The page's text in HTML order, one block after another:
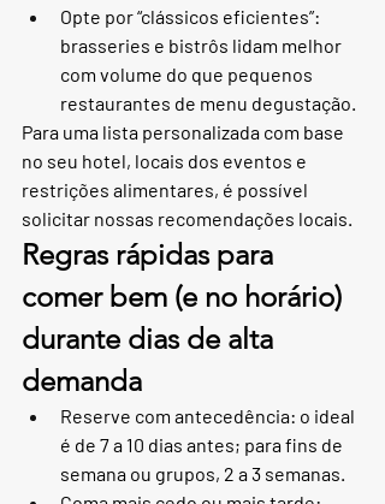
Opte por “clássicos eficientes”:
brasseries e bistrôs lidam melhor
com volume do que pequenos
restaurantes de menu degustação.
Para uma lista personalizada com base
no seu hotel, locais dos eventos e
restrições alimentares, é possível
solicitar nossas recomendações locais.
Regras rápidas para
comer bem (e no horário)
durante dias de alta
demanda
Reserve com antecedência: o ideal
é de 7 a 10 dias antes; para fins de
semana ou grupos, 2 a 3 semanas.